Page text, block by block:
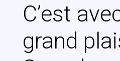
C’est
grand